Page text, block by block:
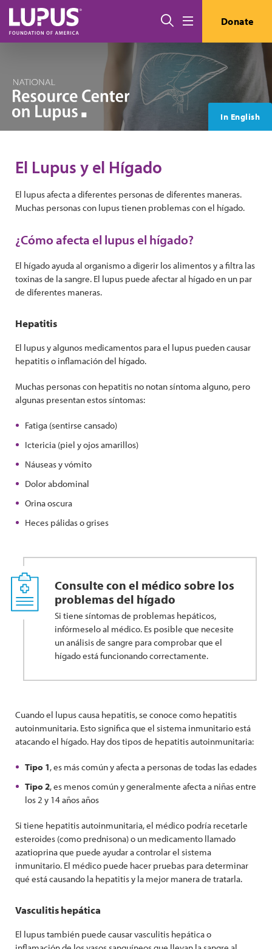
Pasar al contenido principal
Buscar Donate
In English
El Lupus y el Hígado
El lupus afecta a diferentes personas de diferentes maneras.
Muchas personas con lupus tienen problemas con el hígado.
¿Cómo afecta el lupus el hígado?
El hígado ayuda al organismo a digerir los alimentos y a filtra las
toxinas de la sangre. El lupus puede afectar al hígado en un par
de diferentes maneras.
Hepatitis
El lupus y algunos medicamentos para el lupus pueden causar
hepatitis o inflamación del hígado.
Muchas personas con hepatitis no notan síntoma alguno, pero
algunas presentan estos síntomas:
Fatiga (sentirse cansado)
Ictericia (piel y ojos amarillos)
Náuseas y vómito
Dolor abdominal
Orina oscura
Heces pálidas o grises
Consulte con el médico sobre los
problemas del hígado
Si tiene síntomas de problemas hepáticos,
infórmeselo al médico. Es posible que necesite
un análisis de sangre para comprobar que el
hígado está funcionando correctamente.
Cuando el lupus causa hepatitis, se conoce como hepatitis
autoinmunitaria. Esto significa que el sistema inmunitario está
atacando el hígado. Hay dos tipos de hepatitis autoinmunitaria:
Tipo 1, es más común y afecta a personas de todas las edades
Tipo 2, es menos común y generalmente afecta a niñas entre
los 2 y 14 años años
Si tiene hepatitis autoinmunitaria, el médico podría recetarle
esteroides (como prednisona) o un medicamento llamado
azatioprina que puede ayudar a controlar el sistema
inmunitario. El médico puede hacer pruebas para determinar
qué está causando la hepatitis y la mejor manera de tratarla.
Vasculitis hepática
El lupus también puede causar vasculitis hepática o